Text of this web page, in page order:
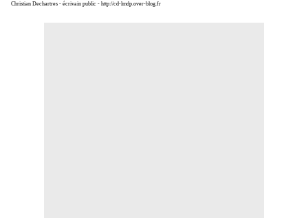
Christian Dechartres - écrivain public - http://cd-lmdp.over-blog.fr